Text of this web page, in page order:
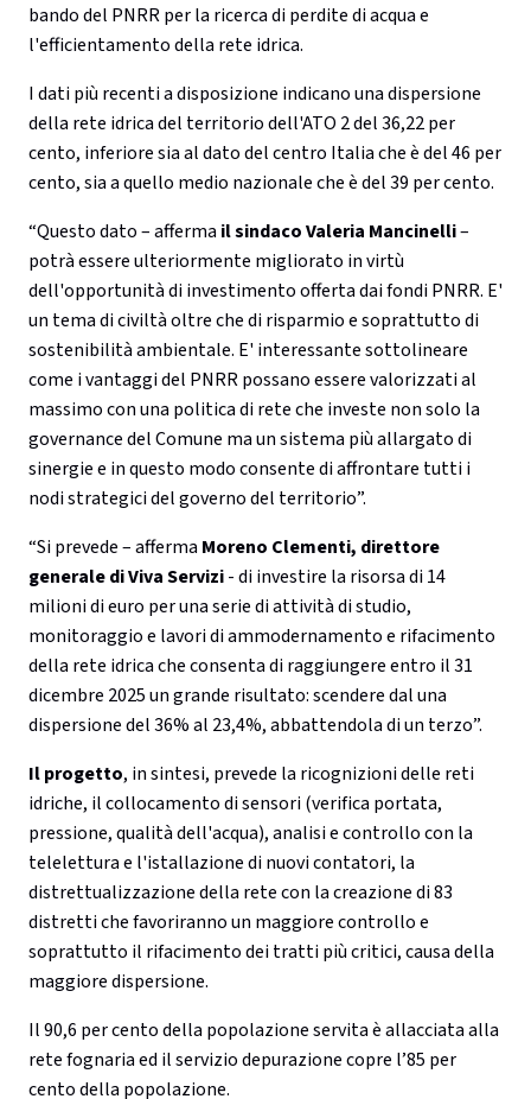
bando del PNRR per la ricerca di perdite di acqua e
l'efficientamento della rete idrica.
I dati più recenti a disposizione indicano una dispersione
della rete idrica del territorio dell'ATO 2 del 36,22 per
cento, inferiore sia al dato del centro Italia che è del 46 per
cento, sia a quello medio nazionale che è del 39 per cento.
“Questo dato – afferma il sindaco Valeria Mancinelli–
potrà essere ulteriormente migliorato in virtù
dell'opportunità di investimento offerta dai fondi PNRR. E'
un tema di civiltà oltre che di risparmio e soprattutto di
sostenibilità ambientale. E' interessante sottolineare
come i vantaggi del PNRR possano essere valorizzati al
massimo con una politica di rete che investe non solo la
governance del Comune ma un sistema più allargato di
sinergie e in questo modo consente di affrontare tutti i
nodi strategici del governo del territorio”.
“Si prevede – afferma Moreno Clementi, direttore
generale di Viva Servizi- di investire la risorsa di 14
milioni di euro per una serie di attività di studio,
monitoraggio e lavori di ammodernamento e rifacimento
della rete idrica che consenta di raggiungere entro il 31
dicembre 2025 un grande risultato: scendere dal una
dispersione del 36% al 23,4%, abbattendola di un terzo”.
Il progetto, in sintesi, prevede la ricognizioni delle reti
idriche, il collocamento di sensori (verifica portata,
pressione, qualità dell'acqua), analisi e controllo con la
telelettura e l'istallazione di nuovi contatori, la
distrettualizzazione della rete con la creazione di 83
distretti che favoriranno un maggiore controllo e
soprattutto il rifacimento dei tratti più critici, causa della
maggiore dispersione.
Il 90,6 per cento della popolazione servita è allacciata alla
rete fognaria ed il servizio depurazione copre l’85 per
cento della popolazione.